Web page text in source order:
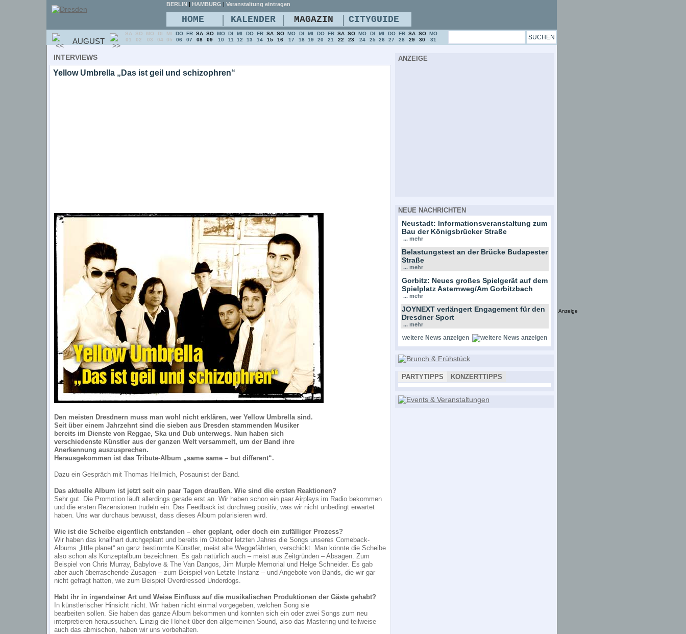
INTERVIEWS
Yellow Umbrella „Das ist geil und schizophren“
Den meisten Dresdnern muss man wohl nicht erklären, wer Yellow Umbrella sind.
Seit über einem Jahrzehnt sind die sieben aus Dresden stammenden Musiker
bereits im Dienste von Reggae, Ska und Dub unterwegs. Nun haben sich
verschiedenste Künstler aus der ganzen Welt versammelt, um der Band ihre
Anerkennung auszusprechen.
Herausgekommen ist das Tribute-Album „same same – but different“.
Dazu ein Gespräch mit Thomas Hellmich, Posaunist der Band.
Das aktuelle Album ist jetzt seit ein paar Tagen draußen. Wie sind die ersten Reaktionen?
Sehr gut. Die Promotion läuft allerdings gerade erst an. Wir haben schon ein paar Airplays im Radio bekommen
und die ersten Rezensionen trudeln ein. Das Feedback ist durchweg positiv, was wir nicht unbedingt erwartet
haben. Uns war durchaus bewusst, dass dieses Album polarisieren wird.
Wie ist die Scheibe eigentlich entstanden – eher geplant, oder doch ein zufälliger Prozess?
Wir haben das knallhart durchgeplant und bereits im Oktober letzten Jahres die Songs unseres Comeback-
Albums „little planet“ an ganz bestimmte Künstler, meist alte Weggefährten, verschickt. Man könnte die Scheibe
also schon als Konzeptalbum bezeichnen. Es gab natürlich auch – meist aus Zeitgründen – Absagen. Zum
Beispiel von Chris Murray, Babylove & The Van Dangos, Jim Murple Memorial und Helge Schneider. Es gab
aber auch überraschende Zusagen – zum Beispiel von Letzte Instanz – und Angebote von Bands, die wir gar
nicht gefragt hatten, wie zum Beispiel Overdressed Underdogs.
Habt ihr in irgendeiner Art und Weise Einfluss auf die musikalischen Produktionen der Gäste gehabt?
In künstlerischer Hinsicht nicht. Wir haben nicht einmal vorgegeben, welchen Song sie
bearbeiten sollen. Sie haben das ganze Album bekommen und konnten sich ein oder zwei Songs zum neu
interpretieren heraussuchen. Einzig die Hoheit über den allgemeinen Sound, also das Mastering und teilweise
auch das abmischen, haben wir uns vorbehalten.
ANZEIGE
NEUE NACHRICHTEN
Neustadt: Informationsveranstaltung zum
Bau der Königsbrücker Straße
... mehr
Belastungstest an der Brücke Budapester
Straße
... mehr
Gorbitz: Neues großes Spielgerät auf dem
Spielplatz Asternweg/Am Gorbitzbach
... mehr
JOYNEXT verlängert Engagement für den
Dresdner Sport
... mehr
weitere News anzeigen
PARTYTIPPS KONZERTTIPPS
BERLIN | HAMBURG | Veranstaltung eintragen
HOME | KALENDER | MAGAZIN | CITYGUIDE
AUGUST
SA
01
SO
02
MO
03
DI
04
MI
05
DO
06
FR
07
SA
08
SO
09
MO
10
DI
11
MI
12
DO
13
FR
14
SA
15
SO
16
MO
17
DI
18
MI
19
DO
20
FR
21
SA
22
SO
23
MO
24
DI
25
MI
26
DO
27
FR
28
SA
29
SO
30
MO
31
Anzeige